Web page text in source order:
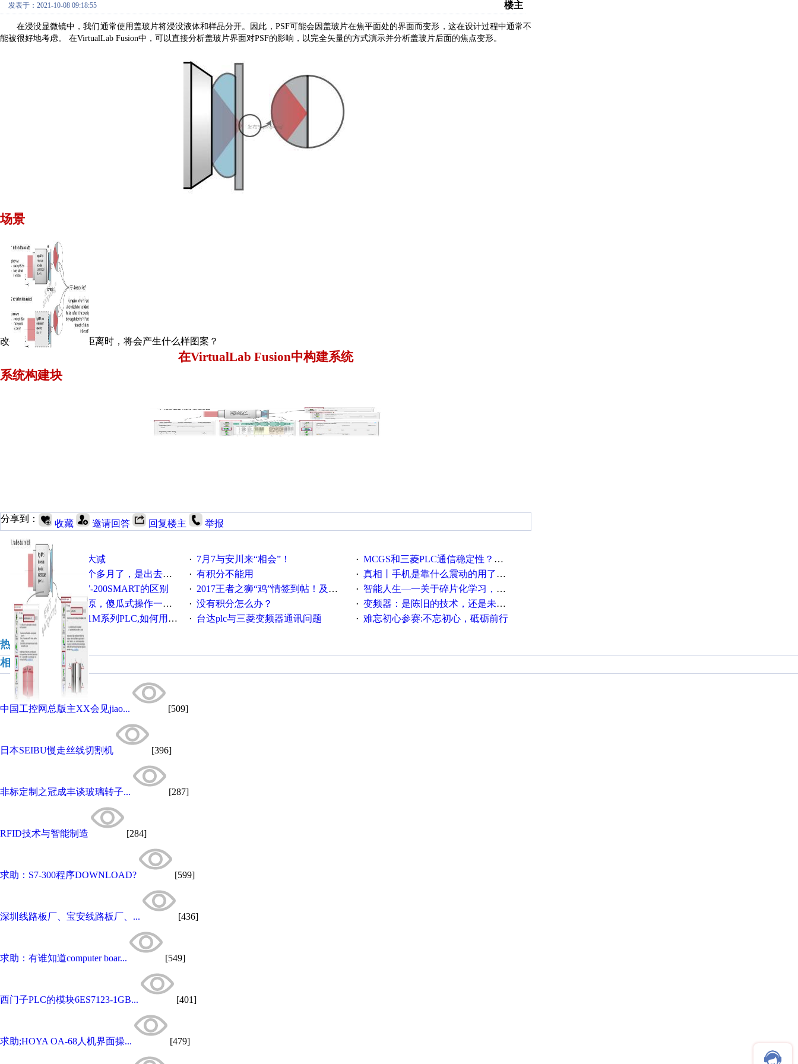
发表于：2021-10-08 09:18:55 楼主
在浸没显微镜中，我们 通常使用盖玻片将浸没液体和样品分开。因此， PSF可能会因盖玻片在焦平面处的界面而变形，这在设计过程中通常不
能被很好地考虑。 在VirtualLab Fusion中，可以直接分析盖玻片界面对PSF的影响 ， 以完全矢量的方式演示并分析盖玻片后面的焦点变形。
场景
改变缝隙宽度和缝隙距离时，将会产生什么样图案？
在VirtualLab Fusion中构建系统
系统构建块
分享到： 收藏 邀请回答 回复楼主 举报
楼主最近还看过
中国氮肥出口大减 · 7月7与安川来“相会”！ · MCGS和三菱PLC通信稳定性？？？
我已经卧床一个多月了，是出去安装机械手在高速遭遇车祸所致:大家工作都要特别注意啊 · 有积分不能用 · 真相丨手机是靠什么震动的用了这么多年才知道！
S7-200CN与S7-200SMART的区别 · 2017王者之狮“鸡”情签到帖！及时更新在线研讨会预告 · 智能人生—一关于碎片化学习，看这一篇就够了！
· 老毛桃一键还原，傻瓜式操作一键轻松备份还原；程序为向导式安装，一键即可实现自动备份或还原系统。 · 没有积分怎么办？ · 变频器：是陈旧的技术，还是未来的幕后英雄？
· 急！欧姆龙CJ1M系列PLC,如何用时间控制变频器。要求时间在组态王中可以自由输入！拜托各位大神了！ · 台达plc与三菱变频器通讯问题 · 难忘初心参赛:不忘初心，砥砺前行
热门招聘
相关主题
中国工控网总版主XX会见jiao... [509]
日本SEIBU慢走丝线切割机 [396]
非标定制之冠成丰谈玻璃转子... [287]
RFID技术与智能制造 [284]
求助：S7-300程序DOWNLOAD? [599]
深圳线路板厂、宝安线路板厂、... [436]
求助：有谁知道computer boar... [549]
西门子PLC的模块6ES7123-1GB... [401]
求助;HOYA OA-68人机界面操... [479]